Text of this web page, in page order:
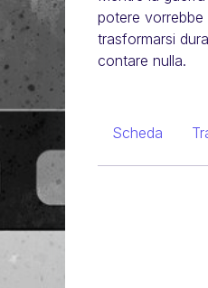
potere vorrebbe
trasformarsi
contare nulla.
Scheda